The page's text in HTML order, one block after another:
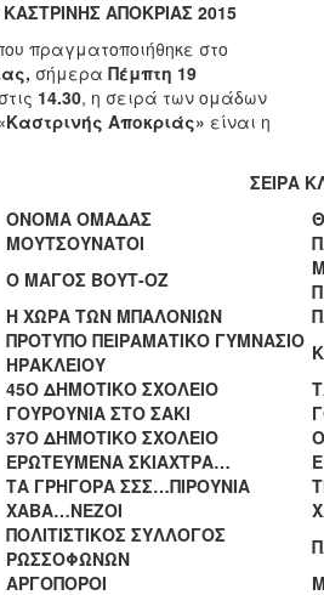
ΑΠΟΚΡΙΑΣ 2015
πραγματοποιήθηκε στο
σήμερα Πέμπτη 19
στις 14.30, η σειρά των ομάδων
Αποκριάς» είναι η
ΣΕΙΡΑ
ΟΝΟΜΑ ΟΜΑΔΑΣ
ΜΟΥΤΣΟΥΝΑΤΟΙ
Ο ΜΑΓΟΣ ΒΟΥΤ-ΟZ
Η ΧΩΡΑ ΤΩΝ ΜΠΑΛΟΝΙΩΝ
ΠΡΟΤΥΠΟ ΠΕΙΡΑΜΑΤΙΚΟ ΓΥΜΝΑΣΙΟ
ΗΡΑΚΛΕΙΟΥ
45O ΔΗΜΟΤΙΚΟ ΣΧΟΛΕΙΟ
ΓΟΥΡΟΥΝΙΑ ΣΤΟ ΣΑΚΙ
37Ο ΔΗΜΟΤΙΚΟ ΣΧΟΛΕΙΟ
ΕΡΩΤΕΥΜΕΝΑ ΣΚΙΑΧΤΡΑ…
ΤΑ ΓΡΗΓΟΡΑ ΣΣΣ…ΠΙΡΟΥΝΙΑ
ΧΑΒΑ…ΝΕΖΟΙ
ΠΟΛΙΤΙΣΤΙΚΟΣ ΣΥΛΛΟΓΟΣ
ΡΩΣΣΟΦΩΝΩΝ
ΑΡΓΟΠΟΡΟΙ